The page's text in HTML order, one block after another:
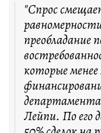
"Спрос
преобладание
которые
департамента
Лейпи. По его